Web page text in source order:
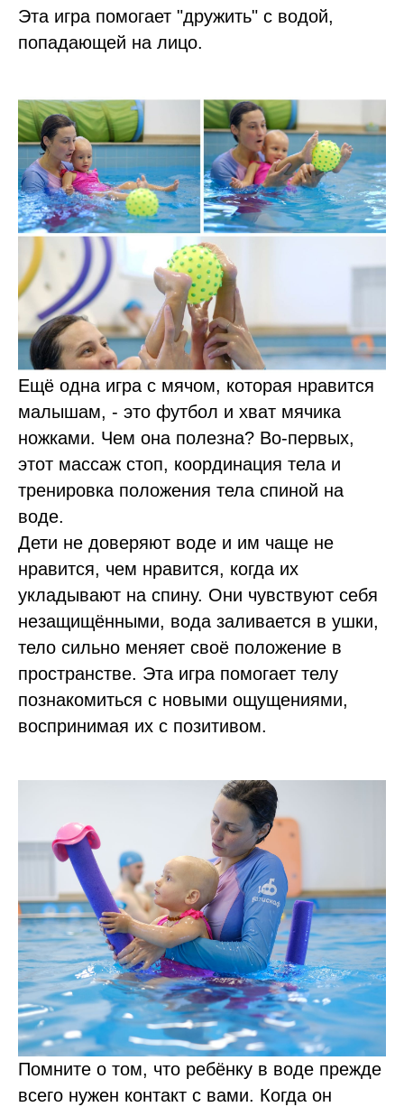
Эта игра помогает "дружить" с водой,
попадающей на лицо.
Ещё одна игра с мячом, которая нравится
малышам, - это футбол и хват мячика
ножками. Чем она полезна? Во-первых,
этот массаж стоп, координация тела и
тренировка положения тела спиной на
воде.
Дети не доверяют воде и им чаще не
нравится, чем нравится, когда их
укладывают на спину. Они чувствуют себя
незащищёнными, вода заливается в ушки,
тело сильно меняет своё положение в
пространстве. Эта игра помогает телу
познакомиться с новыми ощущениями,
воспринимая их с позитивом.
Помните о том, что ребёнку в воде прежде
всего нужен контакт с вами. Когда он